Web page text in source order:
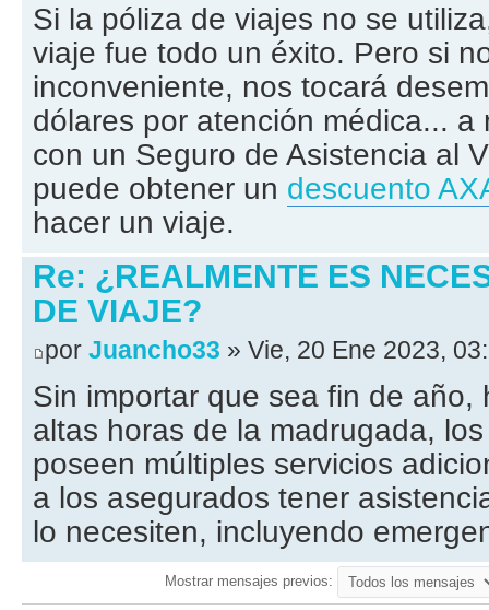
Si la póliza de viajes no se
viaje fue todo un éxito. Pero si
inconveniente, nos tocará
dólares por atención médica...
con un Seguro de Asistencia al
puede obtener un descuento
hacer un viaje.
Re: ¿REALMENTE ES
DE VIAJE?
por Juancho33 » Vie, 20 Ene 2023,
Sin importar que sea fin de año,
altas horas de la madrugada,
poseen múltiples servicios
a los asegurados tener
lo necesiten, incluyendo
Mostrar mensajes previos: